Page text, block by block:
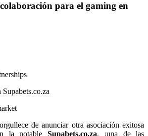
para el gaming en
de anunciar otra asociación exitosa
la notable Supabets.co.za, ¡una de las